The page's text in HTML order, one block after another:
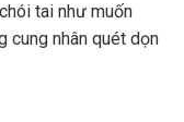
tai như muốn
cung nhân quét dọn